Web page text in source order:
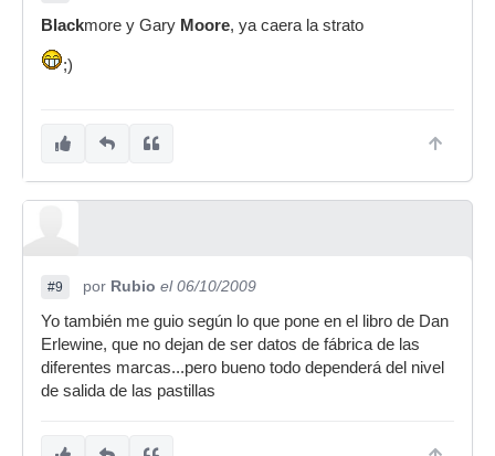
Blackmore y Gary Moore, ya caera la strato
;)
#9 por Rubio el 06/10/2009
Yo también me guio según lo que pone en el libro de Dan
Erlewine, que no dejan de ser datos de fábrica de las
diferentes marcas...pero bueno todo dependerá del nivel
de salida de las pastillas